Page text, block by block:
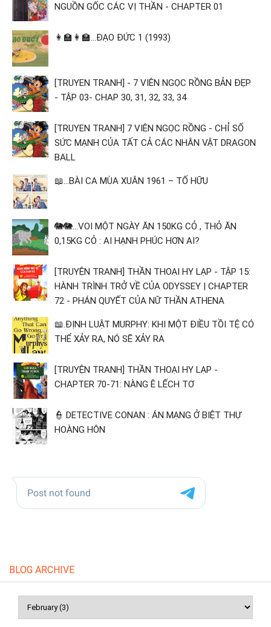
NGUỒN GỐC CÁC VỊ THẦN - CHAPTER 01
👩‍🏫👩‍🏫...ĐẠO ĐỨC 1 (1993)
[TRUYEN TRANH] - 7 VIÊN NGỌC RỒNG BẢN ĐẸP
- TẬP 03- CHAP 30, 31, 32, 33, 34
[TRUYEN TRANH] 7 VIÊN NGỌC RỒNG - CHỈ SỐ
SỨC MẠNH CỦA TẤT CẢ CÁC NHÂN VẬT DRAGON
BALL
📖...BÀI CA MÙA XUÂN 1961 – TỐ HỮU
🐘🐘...VOI MỘT NGÀY ĂN 150KG CỎ , THỎ ĂN
0,15KG CỎ : AI HẠNH PHÚC HƠN AI?
[TRUYỆN TRANH] THẦN THOẠI HY LẠP - TẬP 15:
HÀNH TRÌNH TRỞ VỀ CỦA ODYSSEY | CHAPTER
72 - PHÁN QUYẾT CỦA NỮ THẦN ATHENA
📖.ĐỊNH LUẬT MURPHY: KHI MỘT ĐIỀU TỒI TỆ CÓ
THỂ XẢY RA, NÓ SẼ XẢY RA
[TRUYỆN TRANH] THẦN THOẠI HY LẠP -
CHAPTER 70-71: NÀNG Ê LẾCH TƠ
👮 DETECTIVE CONAN : ÁN MẠNG Ở BIỆT THỰ
HOÀNG HÔN
BLOG ARCHIVE